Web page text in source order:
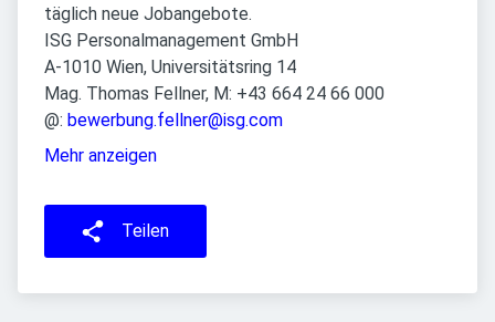
täglich neue Jobangebote.
ISG Personalmanagement GmbH
A-1010 Wien, Universitätsring 14
Mag. Thomas Fellner, M: +43 664 24 66 000
@: bewerbung.fellner@isg.com
Mehr anzeigen
Teilen